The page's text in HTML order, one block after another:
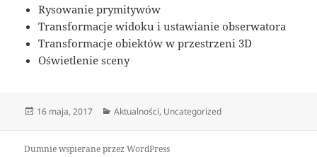
Rysowanie prymitywów
Transformacje widoku i ustawianie obserwatora
Transformacje obiektów w przestrzeni 3D
Oświetlenie sceny
Data
16 maja, 2017 Kategorie
Aktualności, Uncategorized
Dumnie wspierane przez WordPress